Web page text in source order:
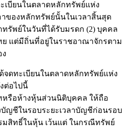
ยนในตลาดหลักทรัพย์แห่ง
าของหลักทรัพย์นั้นในเวลาสิ้นสุด
ทรัพย์ในวันที่ได้รับมรดก (2) บุคคล
แต่มีถิ่นที่อยู่ในราชอาณาจักรตาม
ง
ะเบียนในตลาดหลักทรัพย์แห่ง
ต่อไปนี้
างหุ้นส่วนนิติบุคคล ให้ถือ
ญชีในรอบระยะเวลาบัญชีก่อนรอบ
มสิทธิ์ในหุ้น เว้นแต่ ในกรณีทรัพย์